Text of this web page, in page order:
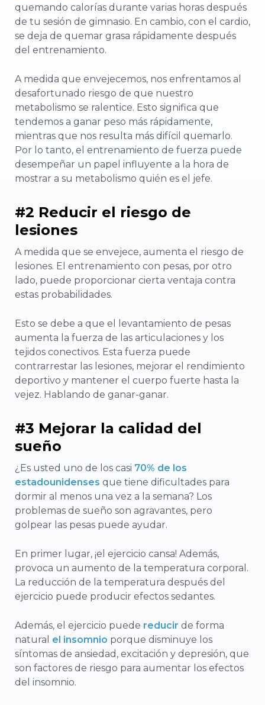
quemando calorías durante varias horas después
de tu sesión de gimnasio. En cambio, con el cardio,
se deja de quemar grasa rápidamente después
del entrenamiento.
A medida que envejecemos, nos enfrentamos al
desafortunado riesgo de que nuestro
metabolismo se ralentice. Esto significa que
tendemos a ganar peso más rápidamente,
mientras que nos resulta más difícil quemarlo.
Por lo tanto, el entrenamiento de fuerza puede
desempeñar un papel influyente a la hora de
mostrar a su metabolismo quién es el jefe.
#2 Reducir el riesgo de
lesiones
A medida que se envejece, aumenta el riesgo de
lesiones. El entrenamiento con pesas, por otro
lado, puede proporcionar cierta ventaja contra
estas probabilidades.
Esto se debe a que el levantamiento de pesas
aumenta la fuerza de las articulaciones y los
tejidos conectivos. Esta fuerza puede
contrarrestar las lesiones, mejorar el rendimiento
deportivo y mantener el cuerpo fuerte hasta la
vejez. Hablando de ganar-ganar.
#3 Mejorar la calidad del
sueño
¿Es usted uno de los casi 70% de los
estadounidenses que tiene dificultades para
dormir al menos una vez a la semana? Los
problemas de sueño son agravantes, pero
golpear las pesas puede ayudar.
En primer lugar, ¡el ejercicio cansa! Además,
provoca un aumento de la temperatura corporal.
La reducción de la temperatura después del
ejercicio puede producir efectos sedantes.
Además, el ejercicio puede reducir de forma
natural el insomnio porque disminuye los
síntomas de ansiedad, excitación y depresión, que
son factores de riesgo para aumentar los efectos
del insomnio.